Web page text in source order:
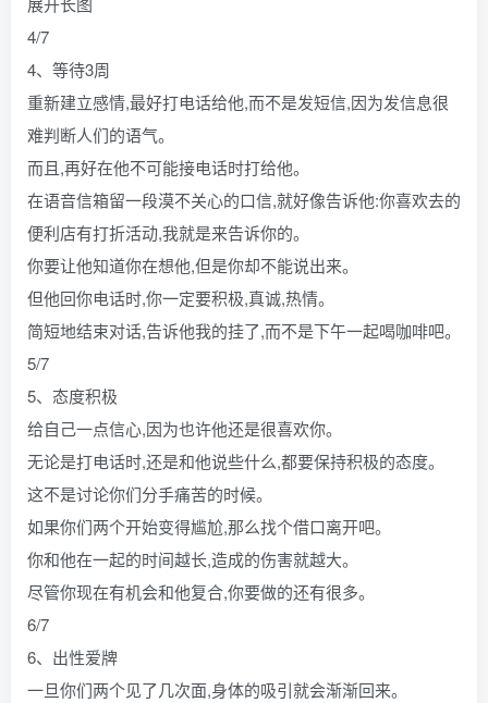
4/7
4、等待3周
重新建立感情,最好打电话给他,而不是发短信,因为发信息很
难判断人们的语气。
而且,再好在他不可能接电话时打给他。
在语音信箱留一段漠不关心的口信,就好像告诉他:你喜欢去的
便利店有打折活动,我就是来告诉你的。
你要让他知道你在想他,但是你却不能说出来。
但他回你电话时,你一定要积极,真诚,热情。
简短地结束对话,告诉他我的挂了,而不是下午一起喝咖啡吧。
5/7
5、态度积极
给自己一点信心,因为也许他还是很喜欢你。
无论是打电话时,还是和他说些什么,都要保持积极的态度。
这不是讨论你们分手痛苦的时候。
如果你们两个开始变得尴尬,那么找个借口离开吧。
你和他在一起的时间越长,造成的伤害就越大。
尽管你现在有机会和他复合,你要做的还有很多。
6/7
6、出性爱牌
一旦你们两个见了几次面,身体的吸引就会渐渐回来。